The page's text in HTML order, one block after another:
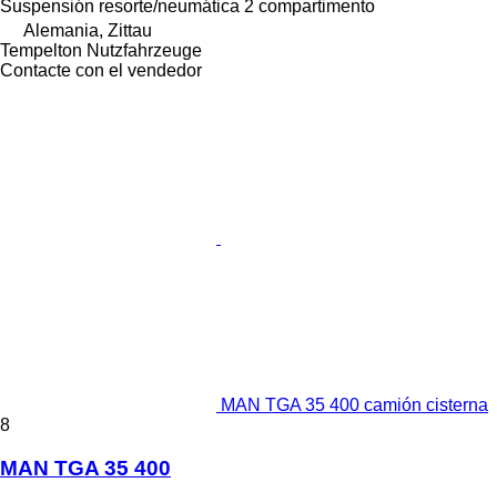
Suspensión resorte/neumática 2 compartimento
Alemania, Zittau
Tempelton Nutzfahrzeuge
Contacte con el vendedor
MAN TGA 35 400 camión cisterna
8
MAN TGA 35 400